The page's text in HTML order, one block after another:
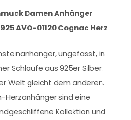
Damen Anhänger
AVO-01120 Cognac Herz
ungefasst, in
Schlaufe aus 925er Silber.
Welt gleicht dem anderen.
Herzanhänger sind eine
Kollektion und